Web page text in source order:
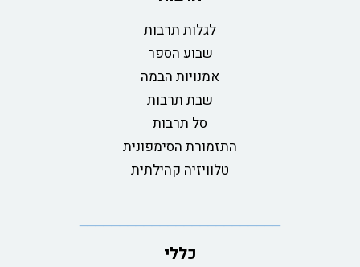
לגלות תרבות
שבוע הספר
אמנויות הבמה
שבת תרבות
סל תרבות
התזמורת הסימפונית
טלוויזיה קהילתית
כללי